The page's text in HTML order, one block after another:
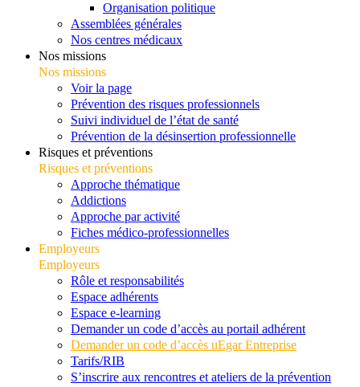
Organisation politique
Assemblées générales
Nos centres médicaux
Nos missions
Nos missions
Voir la page
Prévention des risques professionnels
Suivi individuel de l’état de santé
Prévention de la désinsertion professionnelle
Risques et préventions
Risques et préventions
Approche thématique
Addictions
Approche par activité
Fiches médico-professionnelles
Employeurs
Employeurs
Rôle et responsabilités
Espace adhérents
Espace e-learning
Demander un code d’accès au portail adhérent
Demander un code d’accès uEgar Entreprise
Tarifs/RIB
S’inscrire aux rencontres et ateliers de la prévention